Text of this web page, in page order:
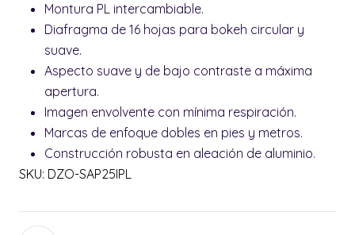
Montura PL intercambiable.
Diafragma de 16 hojas para bokeh circular y
suave.
Aspecto suave y de bajo contraste a máxima
apertura.
Imagen envolvente con mínima respiración.
Marcas de enfoque dobles en pies y metros.
Construcción robusta en aleación de aluminio.
SKU: DZO-SAP25IPL